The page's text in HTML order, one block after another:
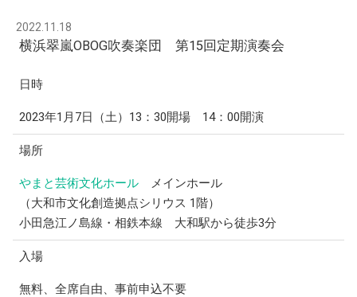
2022.11.18
横浜翠嵐OBOG吹奏楽団 第15回定期演奏会
日時
2023年1月7日（土）13：30開場 14：00開演
場所
やまと芸術文化ホール メインホール
（大和市文化創造拠点シリウス 1階）
小田急江ノ島線・相鉄本線 大和駅から徒歩3分
入場
無料、全席自由、事前申込不要